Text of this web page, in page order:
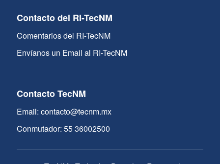
Contacto del RI-TecNM
Comentarios del RI-TecNM
Envíanos un Email al RI-TecNM
Contacto TecNM
Email: contacto@tecnm.mx
Conmutador: 55 36002500